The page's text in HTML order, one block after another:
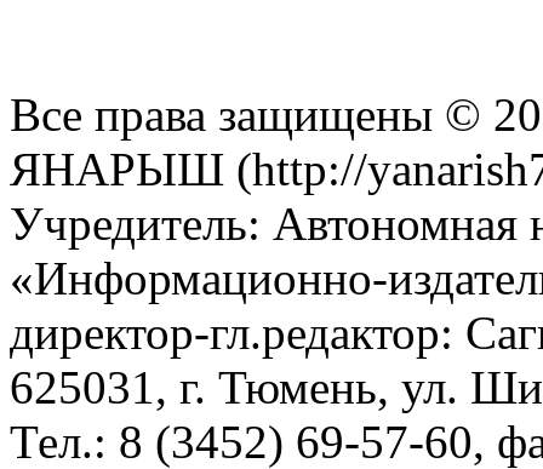
Все права защищены ©
ЯНАРЫШ (http://
Учредитель: Автономная
«Информационно-
директор-гл.редактор:
625031, г. Тюмень, ул.
Тел.: 8 (3452) 69-57-60,